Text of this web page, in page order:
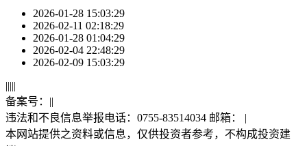
2026-01-28 15:03:29
2026-02-11 02:18:29
2026-01-28 01:04:29
2026-02-04 22:48:29
2026-02-09 15:03:29
|||||
备案号： ||
违法和不良信息举报电话：0755-83514034 邮箱： |
本网站提供之资料或信息，仅供投资者参考，不构成投资建